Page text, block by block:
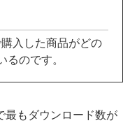
入した商品がどの
のです。
もダウンロード数が